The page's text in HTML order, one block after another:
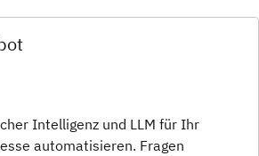
Intelligenz und LLM für Ihr
automatisieren. Fragen